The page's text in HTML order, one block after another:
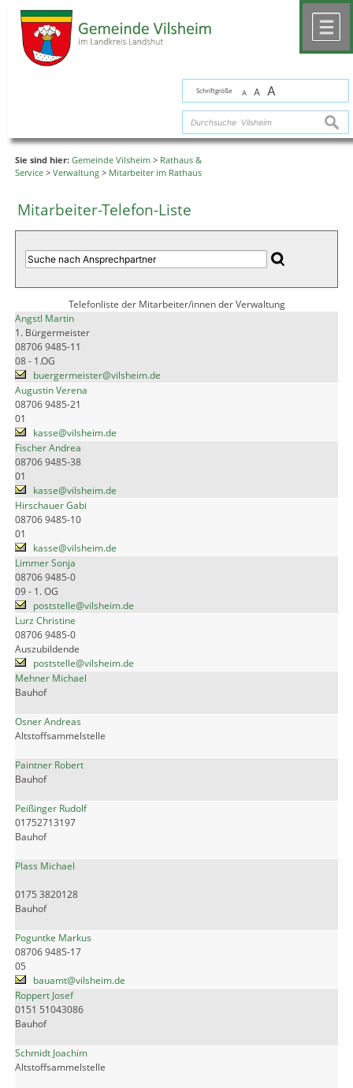
Schriftgröße A A A
Sie sind hier: Gemeinde Vilsheim > Rathaus &
Service > Verwaltung > Mitarbeiter im Rathaus
Mitarbeiter-Telefon-Liste
Telefonliste der Mitarbeiter/innen der Verwaltung
Angstl Martin
1. Bürgermeister
08706 9485-11
08 - 1.OG
buergermeister@vilsheim.de
Augustin Verena
08706 9485-21
01
kasse@vilsheim.de
Fischer Andrea
08706 9485-38
01
kasse@vilsheim.de
Hirschauer Gabi
08706 9485-10
01
kasse@vilsheim.de
Limmer Sonja
08706 9485-0
09 - 1. OG
poststelle@vilsheim.de
Lurz Christine
08706 9485-0
Auszubildende
poststelle@vilsheim.de
Mehner Michael
Bauhof
Osner Andreas
Altstoffsammelstelle
Paintner Robert
Bauhof
Peißinger Rudolf
01752713197
Bauhof
Plass Michael
0175 3820128
Bauhof
Poguntke Markus
08706 9485-17
05
bauamt@vilsheim.de
Roppert Josef
0151 51043086
Bauhof
Schmidt Joachim
Altstoffsammelstelle